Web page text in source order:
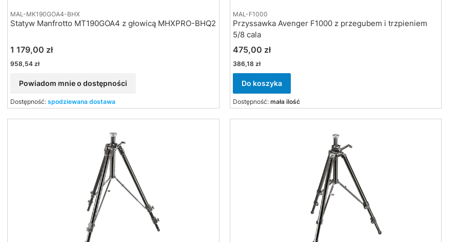
MAL-MK190GOA4-BHX
Statyw Manfrotto MT190GOA4 z głowicą MHXPRO-BHQ2
Cena
1 179,00 zł
Cena
958,54 zł
Powiadom mnie o dostępności
Dostępność:spodziewana dostawa
MAL-F1000
Przyssawka Avenger F1000 z przegubem i trzpieniem
5/8 cala
Cena
475,00 zł
Cena
386,18 zł
Do koszyka
Dostępność: mała ilość